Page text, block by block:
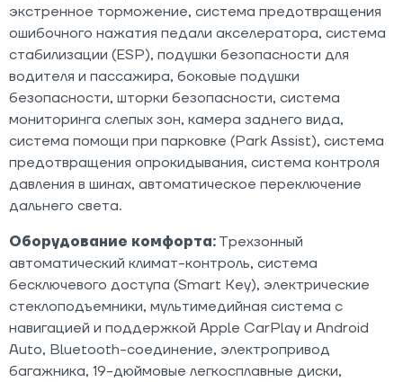
экстренное торможение, система предотвращения
ошибочного нажатия педали акселератора, система
стабилизации (ESP), подушки безопасности для
водителя и пассажира, боковые подушки
безопасности, шторки безопасности, система
мониторинга слепых зон, камера заднего вида,
система помощи при парковке (Park Assist), система
предотвращения опрокидывания, система контроля
давления в шинах, автоматическое переключение
дальнего света.
Оборудование комфорта: Трехзонный
автоматический климат-контроль, система
бесключевого доступа (Smart Key), электрические
стеклоподъемники, мультимедийная система с
навигацией и поддержкой Apple CarPlay и Android
Auto, Bluetooth-соединение, электропривод
багажника, 19-дюймовые легкосплавные диски,